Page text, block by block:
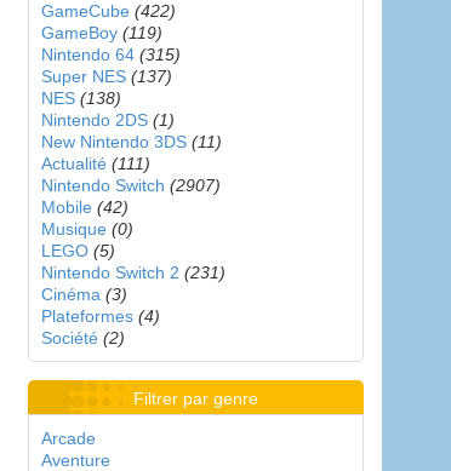
GameCube (422)
GameBoy (119)
Nintendo 64 (315)
Super NES (137)
NES (138)
Nintendo 2DS (1)
New Nintendo 3DS (11)
Actualité (111)
Nintendo Switch (2907)
Mobile (42)
Musique (0)
LEGO (5)
Nintendo Switch 2 (231)
Cinéma (3)
Plateformes (4)
Société (2)
Filtrer par genre
Arcade
Aventure